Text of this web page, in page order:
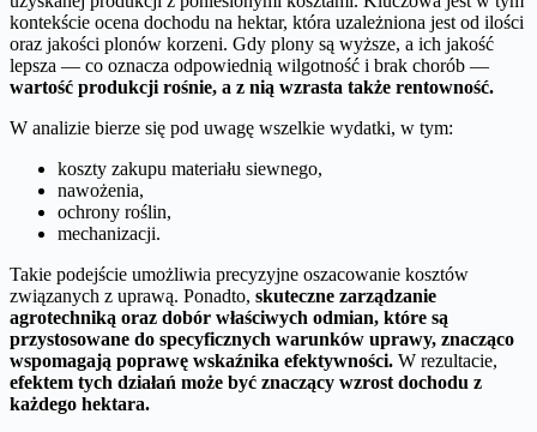
kontekście ocena dochodu na hektar, która uzależniona jest od ilości
oraz jakości plonów korzeni. Gdy plony są wyższe, a ich jakość
lepsza — co oznacza odpowiednią wilgotność i brak chorób —
wartość produkcji rośnie, a z nią wzrasta także rentowność.
W analizie bierze się pod uwagę wszelkie wydatki, w tym:
koszty zakupu materiału siewnego,
nawożenia,
ochrony roślin,
mechanizacji.
Takie podejście umożliwia precyzyjne oszacowanie kosztów
związanych z uprawą. Ponadto, skuteczne zarządzanie
agrotechniką oraz dobór właściwych odmian, które są
przystosowane do specyficznych warunków uprawy, znacząco
wspomagają poprawę wskaźnika efektywności. W rezultacie,
efektem tych działań może być znaczący wzrost dochodu z
każdego hektara.